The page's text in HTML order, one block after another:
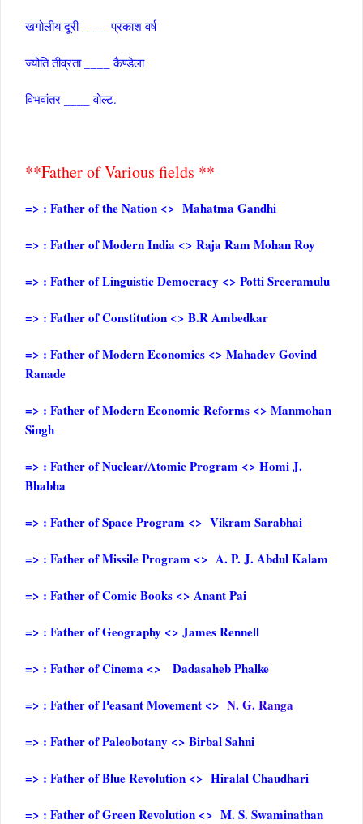
खगोलीय दूरी ____ प्रकाश वर्ष
ज्‍योति तीव्रता ____ कैण्‍डेला
विभवांतर ____ वोल्‍ट.
**Father of Various fields **
=> : Father of the Nation <> Mahatma Gandhi
=> : Father of Modern India <> Raja Ram Mohan Roy
=> : Father of Linguistic Democracy <> Potti Sreeramulu
=> : Father of Constitution <> B.R Ambedkar
=> : Father of Modern Economics <> Mahadev Govind
Ranade
=> : Father of Modern Economic Reforms <> Manmohan
Singh
=> : Father of Nuclear/Atomic Program <> Homi J.
Bhabha
=> : Father of Space Program <> Vikram Sarabhai
=> : Father of Missile Program <> A. P. J. Abdul Kalam
=> : Father of Comic Books <> Anant Pai
=> : Father of Geography <> James Rennell
=> : Father of Cinema <> Dadasaheb Phalke
=> : Father of Peasant Movement <> N. G. Ranga
=> : Father of Paleobotany <> Birbal Sahni
=> : Father of Blue Revolution <> Hiralal Chaudhari
=> : Father of Green Revolution <> M. S. Swaminathan